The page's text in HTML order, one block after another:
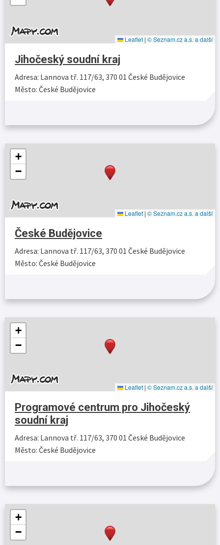
Leaflet | © Seznam.cz a.s. a další
Jihočeský soudní kraj
Adresa: Lannova tř. 117/63, 370 01 České Budějovice
Město: České Budějovice
+
−
Leaflet | © Seznam.cz a.s. a další
České Budějovice
Adresa: Lannova tř. 117/63, 370 01 České Budějovice
Město: České Budějovice
+
−
Leaflet | © Seznam.cz a.s. a další
Programové centrum pro Jihočeský
soudní kraj
Adresa: Lannova tř. 117/63, 370 01 České Budějovice
Město: České Budějovice
+
−